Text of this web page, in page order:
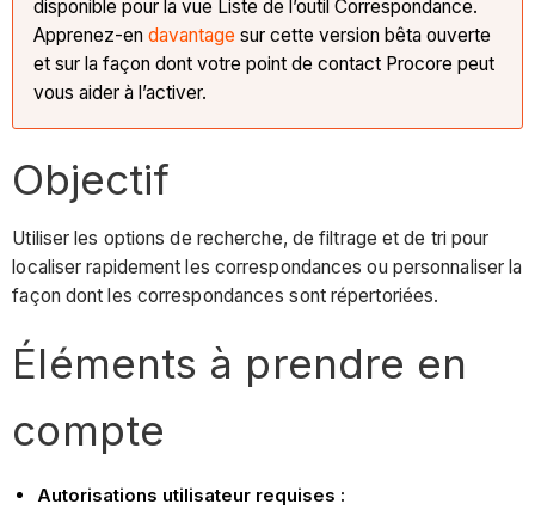
disponible pour la vue Liste de l’outil Correspondance.
Apprenez-endavantage sur cette version bêta ouverte
et sur la façon dont votre point de contact Procore peut
vous aider à l’activer.
Objectif
Utiliser les options de recherche, de filtrage et de tri pour
localiser rapidement les correspondances ou personnaliser la
façon dont les correspondances sont répertoriées.
Éléments à prendre en
compte
Autorisations utilisateur requises :